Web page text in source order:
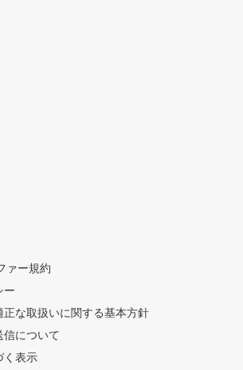
ァー規約
ー
な取扱いに関する基本方針
について
く表示